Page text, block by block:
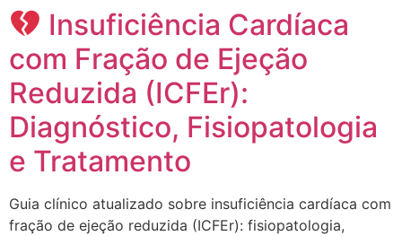
Insuficiência Cardíaca
com Fração de Ejeção
Reduzida (ICFEr):
Diagnóstico, Fisiopatologia
e Tratamento
Guia clínico atualizado sobre insuficiência cardíaca com
fração de ejeção reduzida (ICFEr): fisiopatologia,